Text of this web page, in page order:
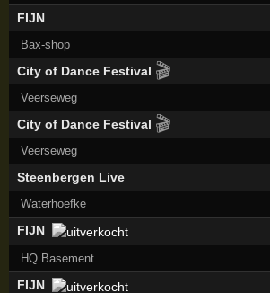
FIJN
Bax-shop
City of Dance Festival 🎬
Veerseweg
City of Dance Festival 🎬
Veerseweg
Steenbergen Live
Waterhoefke
FIJN
HQ Basement
FIJN